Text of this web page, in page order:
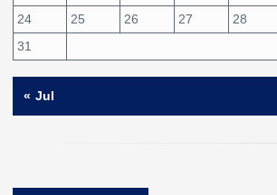
24
25 26 27 28
31
« Jul